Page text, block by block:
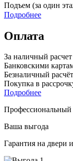
Подъем (за один
Подробнее
Оплата
За наличный расчет
Банковскими
Безналичный расчёт
Покупка в
Подробнее
Профессиональный
Ваша выгода
Гарантия на двери